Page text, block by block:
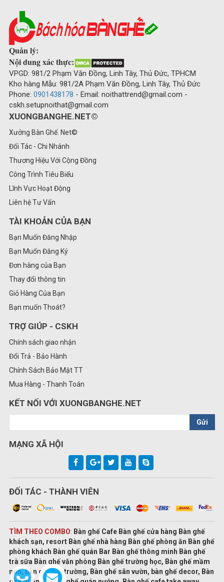
Quản lý:
Nội dung xác thực:
VPGD: 981/2 Phạm Văn Đồng, Linh Tây, Thủ Đức, TPHCM
Kho hàng Mẫu: 981/2A Phạm Văn Đồng, Linh Tây, Thủ Đức
Phone: 0901438178 - Email: noithattrend@gmail.com -
cskh.setupnoithat@gmail.com
XUONGBANGHE.NET©
Xưởng Bàn Ghế. Net©
Đối Tác - Chi Nhánh
Thương Hiệu Với Cộng Đồng
Công Trình Tiêu Biểu
Lĩnh Vực Hoạt Động
Liên hệ Tư Vấn
TÀI KHOẢN CỦA BẠN
Bạn Muốn Đăng Nhập
Bạn Muốn Đăng Ký
Đơn hàng của Bạn
Thay đổi thông tin
Giỏ Hàng Của Bạn
Bạn muốn Thoát?
TRỢ GIÚP - CSKH
Chính sách giao nhận
Đổi Trả - Bảo Hành
Chính Sách Bảo Mật TT
Mua Hàng - Thanh Toán
KẾT NỐI VỚI XUONGBANGHE.NET
Gửi
MẠNG XÃ HỘI
ĐỐI TÁC - THÀNH VIÊN
TÌM THEO COMBO: Bàn ghế Cafe Bàn ghế cửa hàng Bàn ghế
khách sạn, resort Bàn ghế nhà hàng Bàn ghế phòng ăn Bàn ghế
phòng khách Bàn ghế quán Bar Bàn ghế thông minh Bàn ghế
trà sữa Bàn ghế văn phòng Bàn ghế trường học, Bàn ghế mầm
non, bàn ghế hội trường, Bàn ghế sân vườn, bàn ghế decor, Bàn